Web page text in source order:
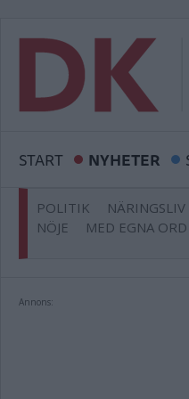
START NYHETER
POLITIK NÄRINGSLIV
NÖJE
MED EGNA ORD
Annons: